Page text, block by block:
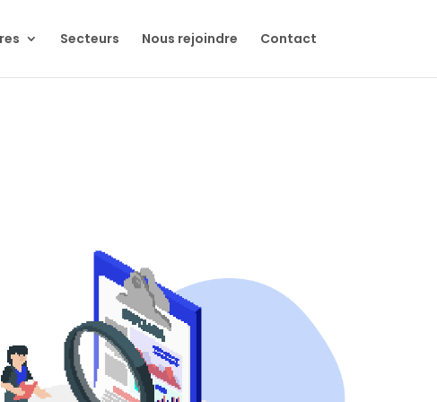
Secteurs Nous rejoindre Contact